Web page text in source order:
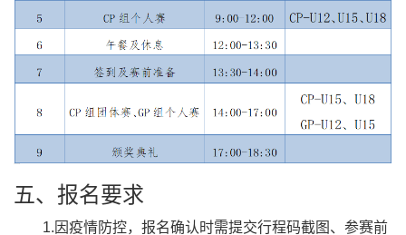
五、报名要求
1.因疫情防控，报名确认时需提交行程码截图、参赛前